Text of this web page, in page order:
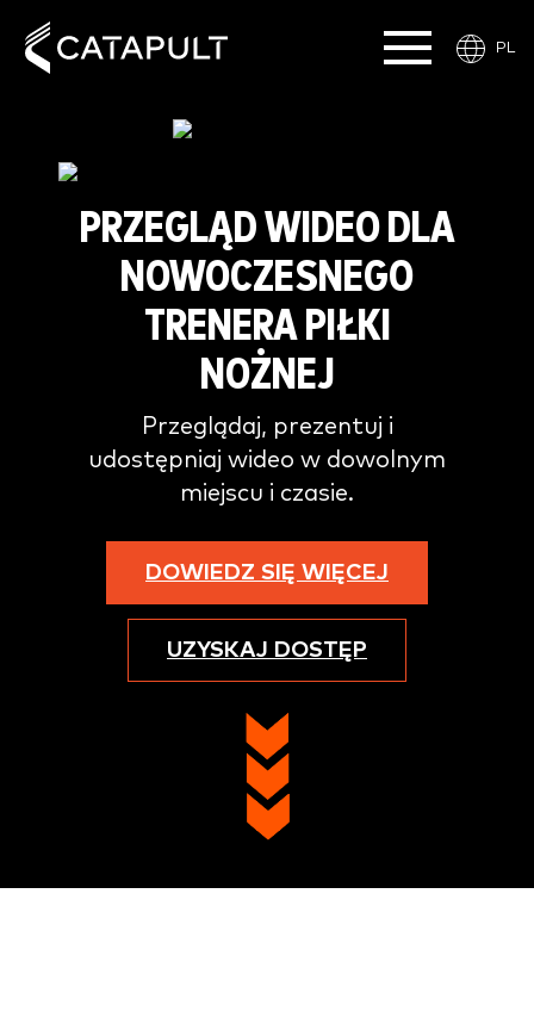
PL
PRZEGLĄD WIDEO DLA
NOWOCZESNEGO
TRENERA PIŁKI
NOŻNEJ
Przeglądaj, prezentuj i
udostępniaj wideo w dowolnym
miejscu i czasie.
DOWIEDZ SIĘ WIĘCEJ
UZYSKAJ DOSTĘP